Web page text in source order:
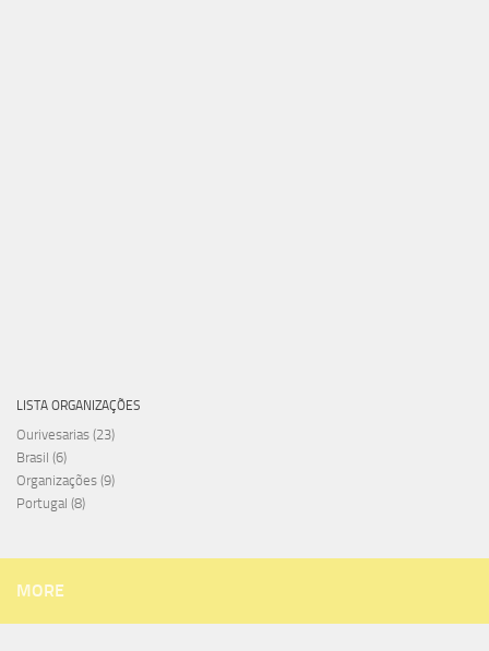
LISTA ORGANIZAÇÕES
Ourivesarias (23)
Brasil (6)
Organizações (9)
Portugal (8)
MORE